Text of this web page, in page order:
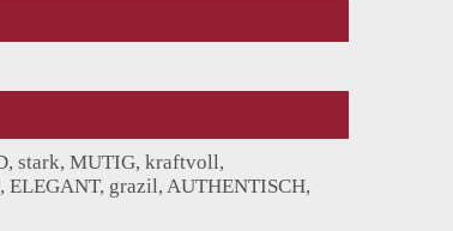
stark, MUTIG, kraftvoll,
grazil, AUTHENTISCH,